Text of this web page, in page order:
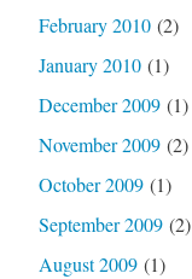
February 2010(2)
January 2010(1)
December 2009(1)
November 2009(2)
October 2009(1)
September 2009(2)
August 2009(1)